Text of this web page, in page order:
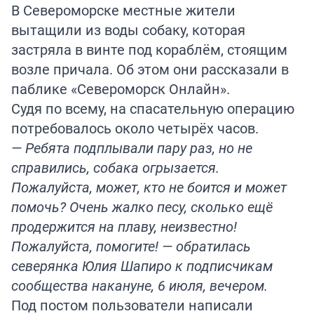
В Североморске местные жители
вытащили из воды собаку, которая
застряла в винте под кораблём, стоящим
возле причала. Об этом они рассказали в
паблике «Североморск Онлайн».
Судя по всему, на спасательную операцию
потребовалось около четырёх часов.
— Ребята подплывали пару раз, но не
справились, собака огрызается.
Пожалуйста, может, кто не боится и может
помочь? Очень жалко песу, сколько ещё
продержится на плаву, неизвестно!
Пожалуйста, помогите! — обратилась
северянка Юлия Шапиро к подписчикам
сообщества накануне, 6 июля, вечером.
Под постом пользователи написали